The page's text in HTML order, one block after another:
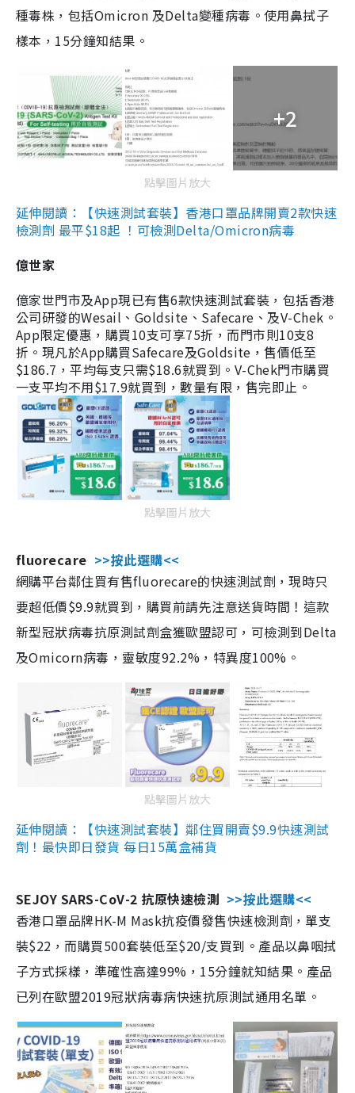
種毒株，包括Omicron 及Delta變種病毒。使用鼻拭子
樣本，15分鐘知結果。
+2
點擊圖片放大
延伸閱讀：【快速測試套裝】香港口罩品牌開賣2款快速
檢測劑 最平$18起 ！可檢測Delta/Omicron病毒
億世家
億家世門市及App現已有售6款快速測試套裝，包括香港
公司研發的Wesail、Goldsite、Safecare、及V-Chek。
App限定優惠，購買10支可享75折，而門市則10支8
折。現凡於App購買Safecare及Goldsite，售價低至
$186.7，平均每支只需$18.6就買到。V-Chek門市購買
一支平均不用$17.9就買到，數量有限，售完即止。
點擊圖片放大
fluorecare >>按此選購<<
網購平台鄰住買有售fluorecare的快速測試劑，現時只
要超低價$9.9就買到，購買前請先注意送貨時間！這款
新型冠狀病毒抗原測試劑盒獲歐盟認可，可檢測到Delta
及Omicorn病毒，靈敏度92.2%，特異度100%。
點擊圖片放大
延伸閱讀：【快速測試套裝】鄰住買開賣$9.9快速測試
劑！最快即日發貨 每日15萬盒補貨
SEJOY SARS-CoV-2 抗原快速檢測 >>按此選購<<
香港口罩品牌HK-M Mask抗疫價發售快速檢測劑，單支
裝$22，而購買500套裝低至$20/支買到。產品以鼻咽拭
子方式採樣，準確性高達99%，15分鐘就知結果。產品
已列在歐盟2019冠狀病毒病快速抗原測試通用名單。